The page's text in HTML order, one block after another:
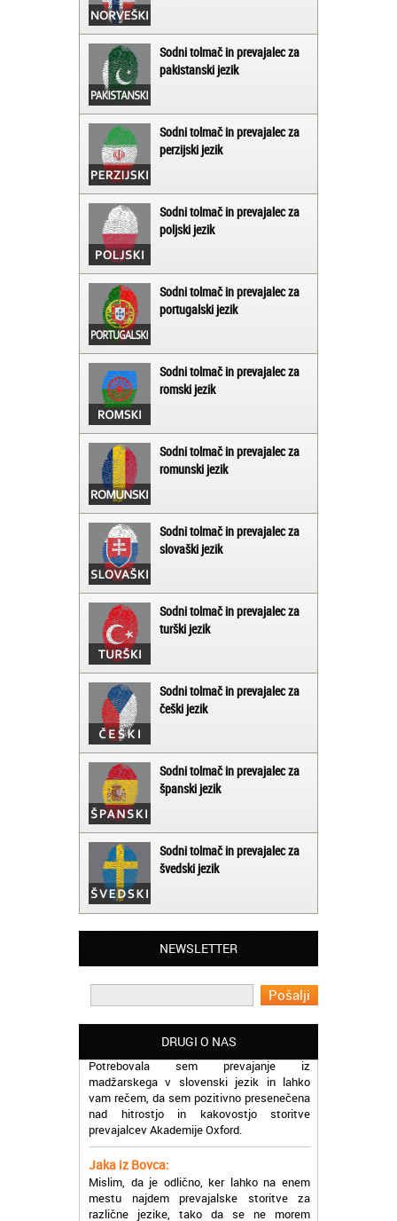
Sodni tolmač in prevajalec za
pakistanski jezik
Sodni tolmač in prevajalec za
perzijski jezik
Sodni tolmač in prevajalec za
poljski jezik
Sodni tolmač in prevajalec za
portugalski jezik
Sodni tolmač in prevajalec za
romski jezik
Sodni tolmač in prevajalec za
romunski jezik
Sodni tolmač in prevajalec za
slovaški jezik
Sodni tolmač in prevajalec za
turški jezik
Sodni tolmač in prevajalec za
češki jezik
Sodni tolmač in prevajalec za
španski jezik
Sodni tolmač in prevajalec za
švedski jezik
NEWSLETTER
DRUGI O NAS
Matjaž iz Ajdovščine:
Lahko pohvalim vse zaposlene v Akademiji
Oxford, ker so resnično profesionalni in
prevajalske storitve opravljajo hitro in
Potrebovala sem prevajanje iz
madžarskega v slovenski jezik in lahko
vam rečem, da sem pozitivno presenečena
nad hitrostjo in kakovostjo storitve
prevajalcev Akademije Oxford.
Jaka iz Bovca:
Mislim, da je odlično, ker lahko na enem
mestu najdem prevajalske storitve za
različne jezike, tako da se ne morem
sprehajati od prevajalca do prevajalca.